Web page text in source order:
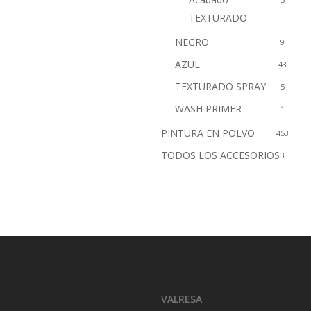
TEXTURADO
NEGRO 9
AZUL 43
TEXTURADO SPRAY 5
WASH PRIMER 1
PINTURA EN POLVO 453
TODOS LOS ACCESORIOS3
VALRESA